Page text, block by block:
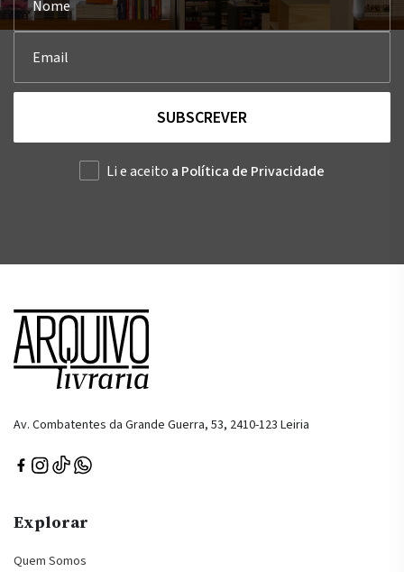
SUBSCREVER
Li e aceito a Política de Privacidade
Av. Combatentes da Grande Guerra, 53, 2410-123 Leiria
Explorar
Quem Somos